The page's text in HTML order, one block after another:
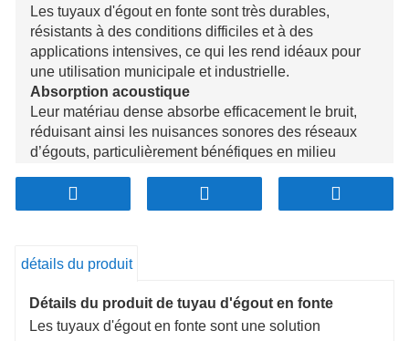
Les tuyaux d'égout en fonte sont très durables,
résistants à des conditions difficiles et à des
applications intensives, ce qui les rend idéaux pour
une utilisation municipale et industrielle.
Absorption acoustique
Leur matériau dense absorbe efficacement le bruit,
réduisant ainsi les nuisances sonores des réseaux
d’égouts, particulièrement bénéfiques en milieu
Résistance à la charge et à l'abrasion
Conçus pour supporter de lourdes charges sans
dans les eaux usées, prolongeant ainsi leur durée de
Résistance aux produits chimiques et au feu
Les tuyaux en fonte sont résistants à une large
détails du produit
Détails du produit de tuyau d'égout en fonte
Les tuyaux d'égout en fonte sont une solution